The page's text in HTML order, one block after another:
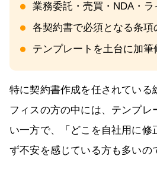
業務委託・売買・NDA・
各契約書で必須となる条項
テンプレートを土台に加筆
特に契約書作成を任されている
フィスの方の中には、テンプレ
い一方で、「どこを自社用に修
ず不安を感じている方も多いの